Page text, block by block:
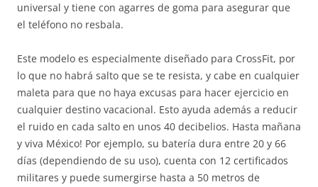
universal y tiene con agarres de goma para asegurar que
el teléfono no resbala.
Este modelo es especialmente diseñado para CrossFit, por
lo que no habrá salto que se te resista, y cabe en cualquier
maleta para que no haya excusas para hacer ejercicio en
cualquier destino vacacional. Esto ayuda además a reducir
el ruido en cada salto en unos 40 decibelios. Hasta mañana
y viva México! Por ejemplo, su batería dura entre 20 y 66
días (dependiendo de su uso), cuenta con 12 certificados
militares y puede sumergirse hasta a 50 metros de